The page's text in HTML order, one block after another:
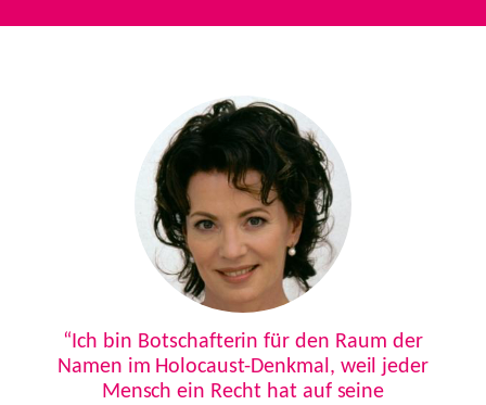
“Ich bin Botschafterin für den Raum der
Namen im Holocaust-Denkmal, weil jeder
Mensch ein Recht hat auf seine